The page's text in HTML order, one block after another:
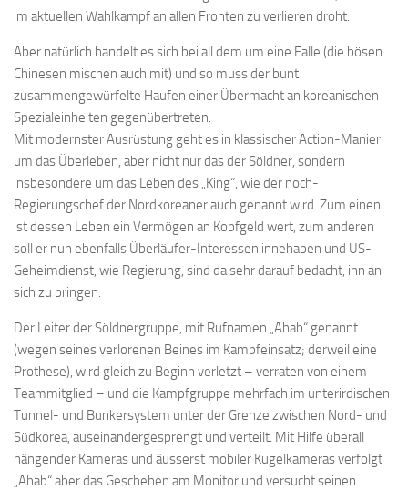
im aktuellen Wahlkampf an allen Fronten zu verlieren droht.
Aber natürlich handelt es sich bei all dem um eine Falle (die bösen
Chinesen mischen auch mit) und so muss der bunt
zusammengewürfelte Haufen einer Übermacht an koreanischen
Spezialeinheiten gegenübertreten.
Mit modernster Ausrüstung geht es in klassischer Action-Manier
um das Überleben, aber nicht nur das der Söldner, sondern
insbesondere um das Leben des „King“, wie der noch-
Regierungschef der Nordkoreaner auch genannt wird. Zum einen
ist dessen Leben ein Vermögen an Kopfgeld wert, zum anderen
soll er nun ebenfalls Überläufer-Interessen innehaben und US-
Geheimdienst, wie Regierung, sind da sehr darauf bedacht, ihn an
sich zu bringen.
Der Leiter der Söldnergruppe, mit Rufnamen „Ahab“ genannt
(wegen seines verlorenen Beines im Kampfeinsatz; derweil eine
Prothese), wird gleich zu Beginn verletzt – verraten von einem
Teammitglied – und die Kampfgruppe mehrfach im unterirdischen
Tunnel- und Bunkersystem unter der Grenze zwischen Nord- und
Südkorea, auseinandergesprengt und verteilt. Mit Hilfe überall
hängender Kameras und äusserst mobiler Kugelkameras verfolgt
„Ahab“ aber das Geschehen am Monitor und versucht seinen